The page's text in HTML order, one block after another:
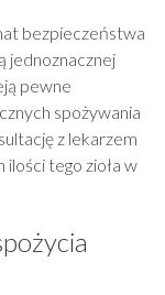
bezpieczeństwa
jednoznacznej
pewne
spożywania
z lekarzem
tego zioła w